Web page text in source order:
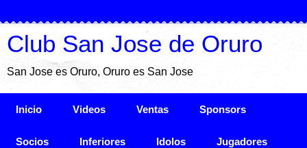
Club San Jose de Oruro
San Jose es Oruro, Oruro es San Jose
Inicio Videos Ventas Sponsors
Socios Inferiores Idolos Jugadores